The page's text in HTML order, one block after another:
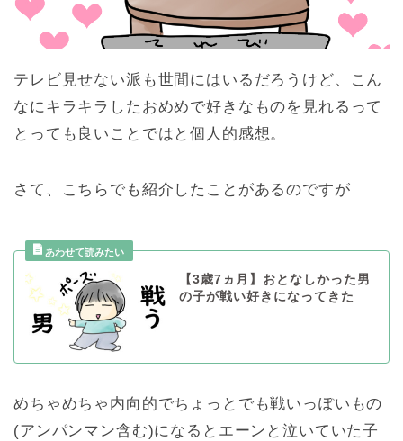
テレビ見せない派も世間にはいるだろうけど、こん
なにキラキラしたおめめで好きなものを見れるって
とっても良いことではと個人的感想。
さて、こちらでも紹介したことがあるのですが
【3歳7ヵ月】おとなしかった男
の子が戦い好きになってきた
めちゃめちゃ内向的でちょっとでも戦いっぽいもの
(アンパンマン含む)になるとエーンと泣いていた子